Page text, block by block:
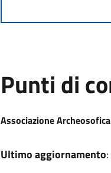
Punti di
Associazione Archeosofica
Ultimo aggiornamento